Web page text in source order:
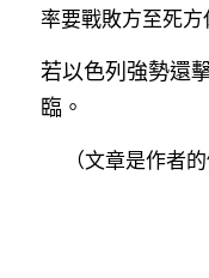
率要戰敗方至死方
若以色列強勢還
臨。
（文章是作者